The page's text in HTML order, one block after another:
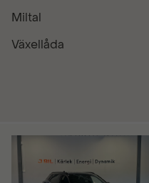
Miltal
Växellåda